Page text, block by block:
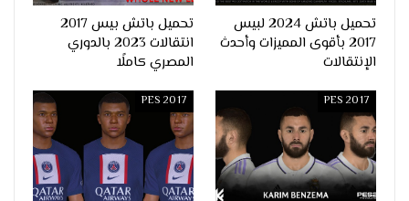
تحميل باتش 2024 لبيس
2017 بأقوى المميزات وأحدث
الإنتقالات
تحميل باتش بيس 2017
انتقالات 2023 بالدوري
المصري كاملًا
PES 2017
PES 2017